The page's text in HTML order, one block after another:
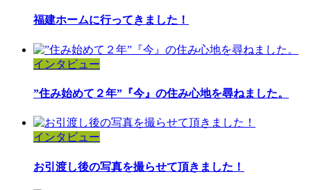
福建ホームに行ってきました！
インタビュー
”住み始めて２年”『今』の住み心地を尋ねました。
インタビュー
お引渡し後の写真を撮らせて頂きました！